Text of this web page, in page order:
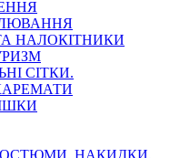
НАЛОКІТНИКИ
СІТКИ.
НАКИДКИ.